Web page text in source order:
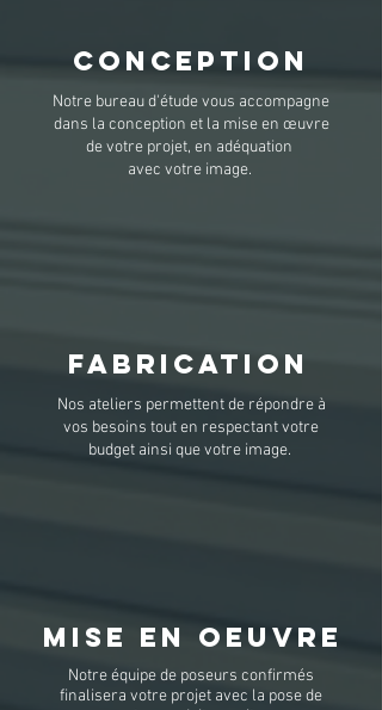
CONCEPTION
Notre bureau d'étude vous accompagne
dans la conception et la mise en œuvre
de votre projet, en adéquation
avec votre image.
Fabrication
Nos ateliers permettent de répondre à
vos besoins tout en respectant votre
budget ainsi que votre image.
Mise en oeuvre
Notre équipe de poseurs confirmés
finalisera votre projet avec la pose de